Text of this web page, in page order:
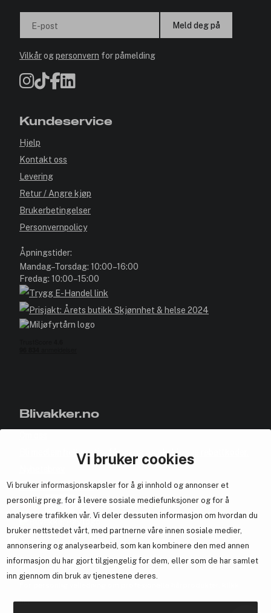
Vi bruker cookies
Vi bruker informasjonskapsler for å gi innhold og annonser et
personlig preg, for å levere sosiale mediefunksjoner og for å
analysere trafikken vår. Vi deler dessuten informasjon om hvordan du
bruker nettstedet vårt, med partnerne våre innen sosiale medier,
annonsering og analysearbeid, som kan kombinere den med annen
informasjon du har gjort tilgjengelig for dem, eller som de har samlet
inn gjennom din bruk av tjenestene deres.
E-post Meld deg på
Vilkårogpersonvern for påmelding
Kundeservice
Hjelp
Kontakt oss
Levering
Retur / Angre kjøp
Brukerbetingelser
Personvernpolicy
Åpningstider:
Mandag–Torsdag: 10:00–16:00
Fredag: 10:00–15:00
Blivakker.no
Bli medlem helt gratis - få poeng og eksklusive rabattkoder.
Samarbeid med oss
En del avBrandsdal Group AS
her.